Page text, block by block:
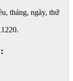
tháng, ngày, thứ